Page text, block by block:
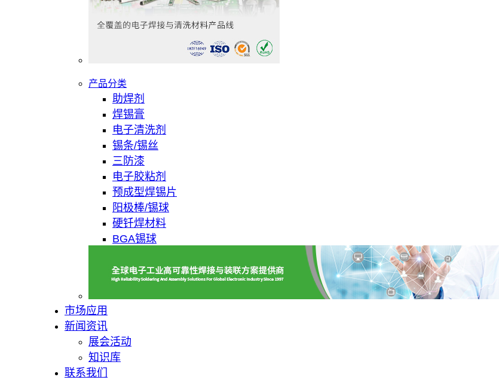
产品分类
助焊剂
焊锡膏
电子清洗剂
锡条/锡丝
三防漆
电子胶粘剂
预成型焊锡片
阳极棒/锡球
硬钎焊材料
BGA锡球
市场应用
新闻资讯
展会活动
知识库
联系我们